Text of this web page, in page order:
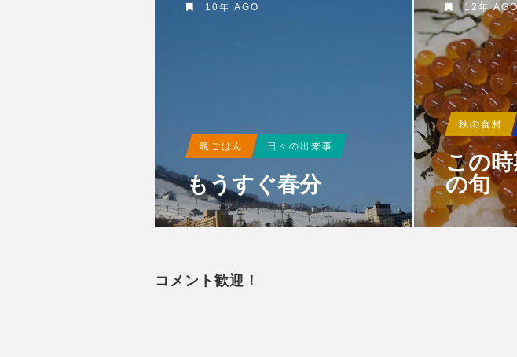
10年 AGO
晩ごはん 日々の出来事
もうすぐ春分
12年
秋の食材
この
の旬
コメント歓迎！